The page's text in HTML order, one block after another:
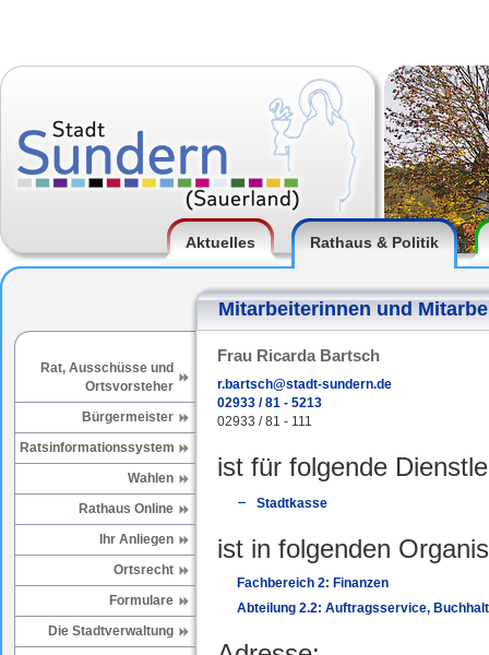
Aktuelles Rathaus & Politik
Mitarbeiterinnen und
Rat, Ausschüsse und
Ortsvorsteher
Bürgermeister
Ratsinformationssystem
Wahlen
Rathaus Online
Ihr Anliegen
Ortsrecht
Formulare
Die Stadtverwaltung
Frau Ricarda Bartsch
r.bartsch@stadt-sundern.de
02933 / 81 - 5213
02933 / 81 - 111
ist für folgende
Stadtkasse
ist in folgenden
Fachbereich 2: Finanzen
Abteilung 2.2: Auftragsservice,